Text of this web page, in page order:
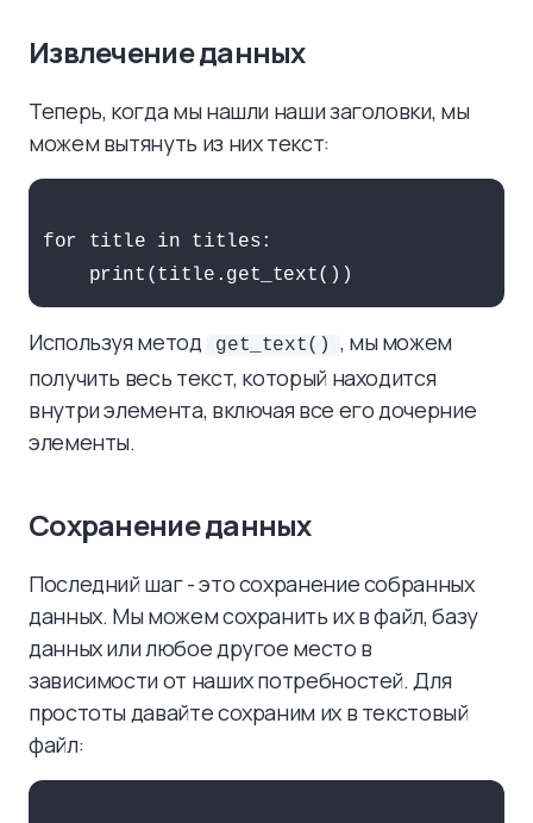
Извлечение данных
Теперь, когда мы нашли наши заголовки, мы
можем вытянуть из них текст:
for title in titles:
Используя метод get_text()
, мы можем
получить весь текст, который находится
внутри элемента, включая все его дочерние
элементы.
Сохранение данных
Последний шаг - это сохранение собранных
данных. Мы можем сохранить их в файл, базу
данных или любое другое место в
зависимости от наших потребностей. Для
простоты давайте сохраним их в текстовый
файл: